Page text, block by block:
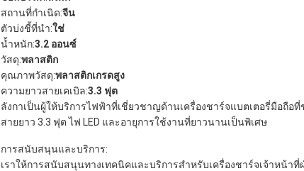
สถานที่กำเนิด:จีน
ตัวบ่งชี้ที่นำ:ใช่
น้ำหนัก:3.2 ออนซ์
วัสดุ:พลาสติก
คุณภาพวัสดุ:พลาสติกเกรดสูง
ความยาวสายเคเบิล:3.3 ฟุต
ลังกาเป็นผู้ให้บริการไฟฟ้าที่เชี่ยวชาญด้านเครื่องชาร์จแบตเตอรี่มือถื
สายยาว 3.3 ฟุต ไฟ LED และอายุการใช้งานที่ยาวนานเป็นพิเศษ
การสนับสนุนและบริการ:
เราให้การสนับสนุนทางเทคนิคและบริการสำหรับเครื่องชาร์จเจ้าหน้